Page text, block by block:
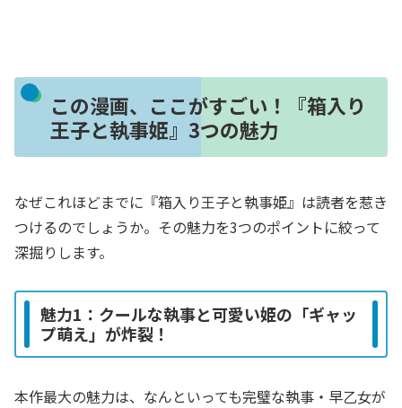
この漫画、ここがすごい！『箱入り
王子と執事姫』3つの魅力
なぜこれほどまでに『箱入り王子と執事姫』は読者を惹き
つけるのでしょうか。その魅力を3つのポイントに絞って
深掘りします。
魅力1：クールな執事と可愛い姫の「ギャッ
プ萌え」が炸裂！
本作最大の魅力は、なんといっても完璧な執事・早乙女が